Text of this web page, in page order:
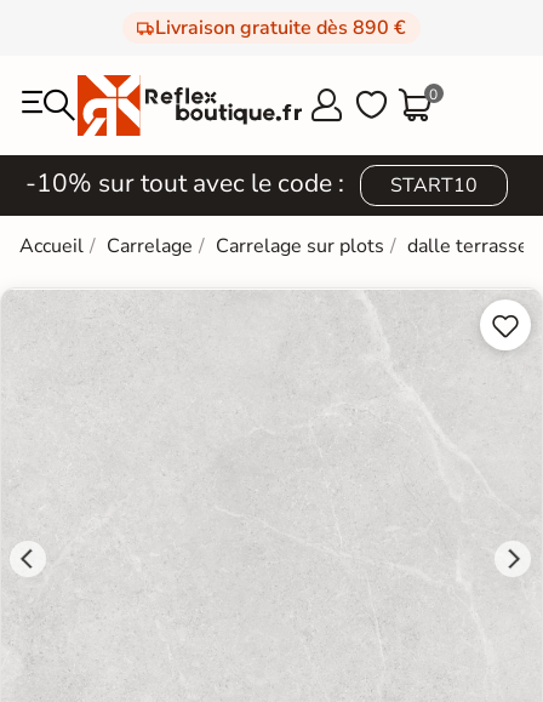
Livraison gratuite dès 890 €
  0
-10% sur tout avec le code : START10
Accueil Carrelage Carrelage sur plots dalle terrasse

